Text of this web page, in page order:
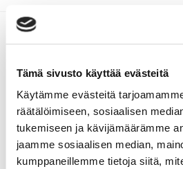
Tämä sivusto käyttää evästeitä
Käytämme evästeitä
räätälöimiseen, sosiaalisen
tukemiseen ja kävijämäärämme
jaamme sosiaalisen median,
kumppaneillemme tietoja siitä,